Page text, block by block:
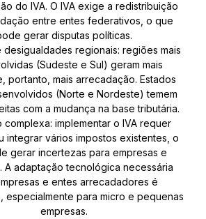
do IVA. O IVA exige a redistribuição
entre entes federativos, o que
gerar disputas políticas.
desigualdades regionais: regiões mais
(Sudeste e Sul) geram mais
portanto, mais arrecadação. Estados
(Norte e Nordeste) temem
com a mudança na base tributária.
complexa: implementar o IVA requer
integrar vários impostos existentes, o
gerar incertezas para empresas e
A adaptação tecnológica necessária
e entes arrecadadores é
especialmente para micro e pequenas
empresas.